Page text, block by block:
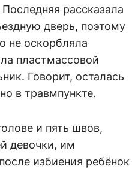
рассказала
дверь, поэтому
не оскорбляла
пластмассовой
Говорит, осталась
в травмпункте.
и пять швов,
девочки, им
избиения ребёнок